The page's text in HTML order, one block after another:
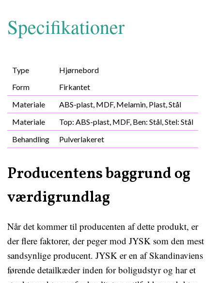
Specifikationer
Type
Hjørnebord
Form
Firkantet
Materiale
ABS-plast, MDF, Melamin, Plast, Stål
Materiale
Top: ABS-plast, MDF, Ben: Stål, Stel: Stål
Behandling
Pulverlakeret
Producentens baggrund og
værdigrundlag
Når det kommer til producenten af dette produkt, er
der flere faktorer, der peger mod JYSK som den mest
sandsynlige producent. JYSK er en af Skandinaviens
førende detailkæder inden for boligudstyr og har et